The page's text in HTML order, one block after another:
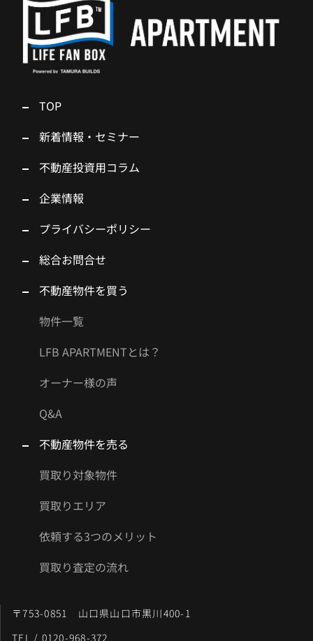
TOP
新着情報・セミナー
不動産投資用コラム
企業情報
プライバシーポリシー
総合お問合せ
不動産物件を買う
物件一覧
LFB APARTMENTとは？
オーナー様の声
Q&A
不動産物件を売る
買取り対象物件
買取りエリア
依頼する3つのメリット
買取り査定の流れ
〒753-0851 山口県山口市黒川400-1
TEL / 0120-968-372